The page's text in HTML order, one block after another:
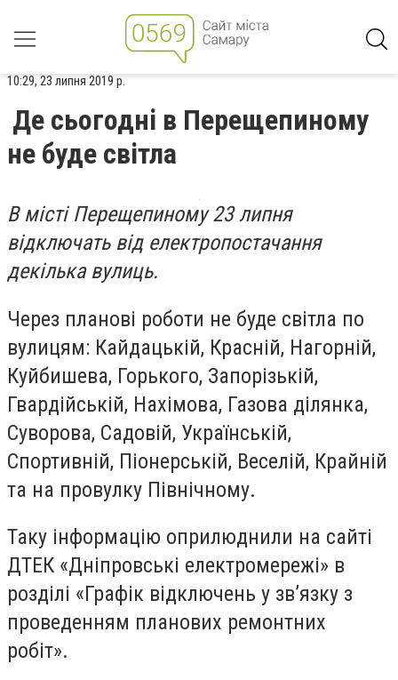
10:29, 23 липня 2019 р.
Де сьогодні в Перещепиному
не буде світла
В місті Перещепиному 23 липня
відключать від електропостачання
декілька вулиць.
Через планові роботи не буде світла по
вулицям: Кайдацькій, Красній, Нагорній,
Куйбишева, Горького, Запорізькій,
Гвардійській, Нахімова, Газова ділянка,
Суворова, Садовій, Українській,
Спортивній, Піонерській, Веселій, Крайній
та на провулку Північному.
Таку інформацію оприлюднили на сайті
ДТЕК «Дніпровські електромережі» в
розділі «Графік відключень у зв’язку з
проведенням планових ремонтних
робіт».